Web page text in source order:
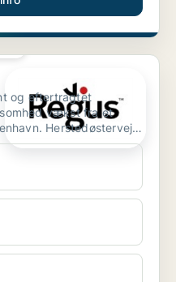
og eftertragtet
vækst fra et
Herstedøstervej